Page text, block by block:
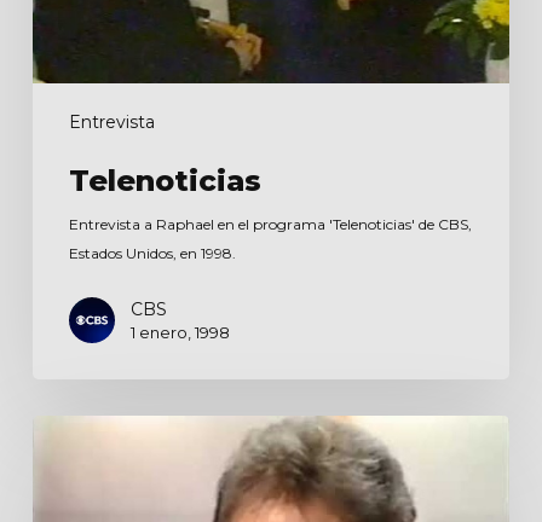
Entrevista
Telenoticias
Entrevista a Raphael en el programa 'Telenoticias' de CBS,
Estados Unidos, en 1998.
CBS
1 enero, 1998